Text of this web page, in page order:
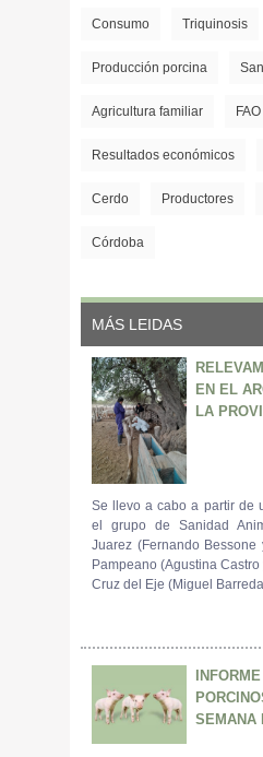
Consumo Triquinosis
Producción porcina
Agricultura familiar FAO
Resultados económicos
Cerdo Productores
Córdoba
MÁS LEIDAS
EN EL
LA
Se llevo a cabo a partir de
el grupo de Sanidad
Juarez (Fernando Bessone
Pampeano (Agustina
Cruz del Eje (Miguel
SEMANA